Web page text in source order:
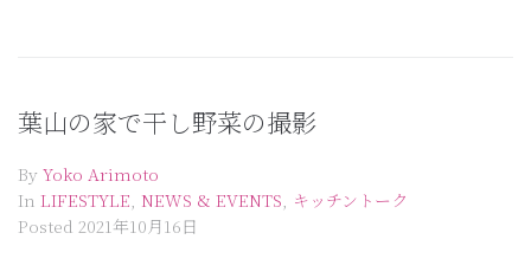
葉山の家で干し野菜の撮影
By Yoko Arimoto
In LIFESTYLE NEWS & EVENTS キッチントーク
Posted 2021年10月16日